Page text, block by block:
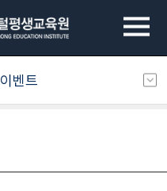
이벤트